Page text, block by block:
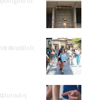
ασφαλείς
η